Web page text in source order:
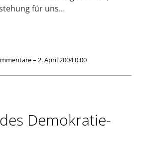
für uns…
– 2. April 2004 0:00
Demokratie-